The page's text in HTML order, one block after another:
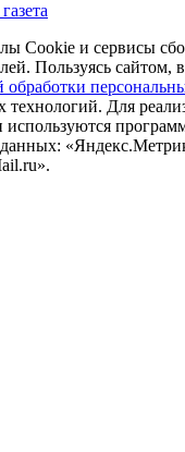
Cookie и сервисы
Пользуясь сайтом,
обработки
Для